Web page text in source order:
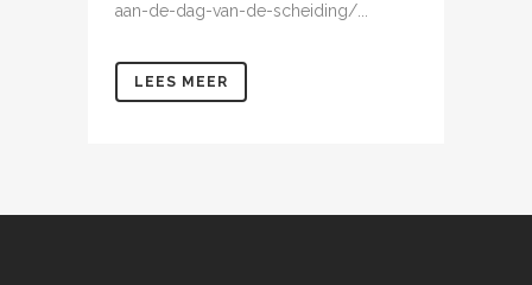
aan-de-dag-van-de-scheiding/...
LEES MEER